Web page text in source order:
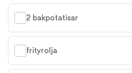
2 bakpotatisar
frityrolja